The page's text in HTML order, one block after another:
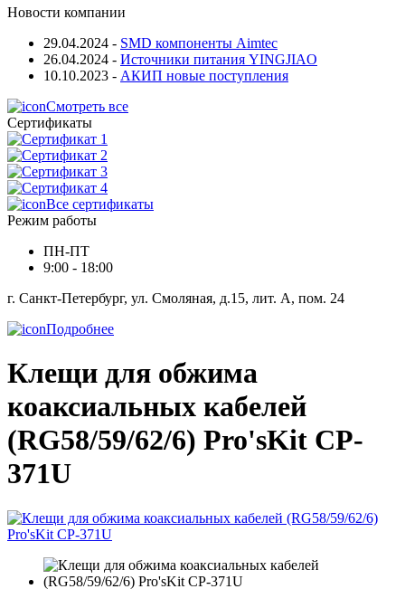
Новости компании
29.04.2024 - SMD компоненты Aimtec
26.04.2024 - Источники питания YINGJIAO
10.10.2023 - АКИП новые поступления
Смотреть все
Сертификаты
Все сертификаты
Режим работы
ПН-ПТ
9:00 - 18:00
г. Санкт-Петербург, ул. Смоляная, д.15, лит. А, пом. 24
Подробнее
Клещи для обжима
коаксиальных кабелей
(RG58/59/62/6) Pro'sKit CP-
371U